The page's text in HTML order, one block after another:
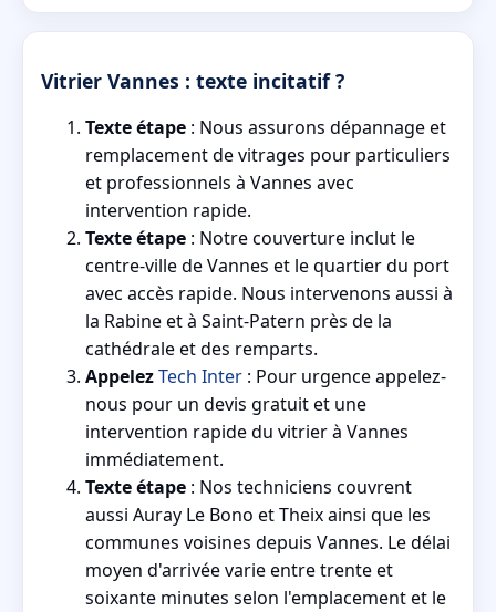
Vitrier Vannes : texte incitatif ?
Texte étape : Nous assurons dépannage et
remplacement de vitrages pour particuliers
et professionnels à Vannes avec
intervention rapide.
Texte étape : Notre couverture inclut le
centre-ville de Vannes et le quartier du port
avec accès rapide. Nous intervenons aussi à
la Rabine et à Saint-Patern près de la
cathédrale et des remparts.
AppelezTech Inter : Pour urgence appelez-
nous pour un devis gratuit et une
intervention rapide du vitrier à Vannes
immédiatement.
Texte étape : Nos techniciens couvrent
aussi Auray Le Bono et Theix ainsi que les
communes voisines depuis Vannes. Le délai
moyen d'arrivée varie entre trente et
soixante minutes selon l'emplacement et le